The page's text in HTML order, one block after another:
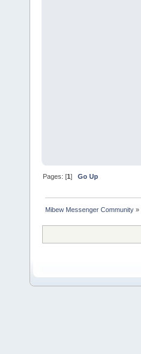
Pages: [1]Go Up
Mibew Messenger Community »